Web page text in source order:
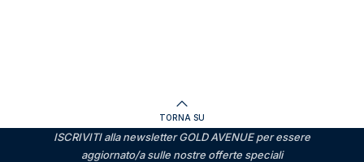
TORNA SU
ISCRIVITI alla newsletter GOLD AVENUE per essere
aggiornato/a sulle nostre offerte speciali